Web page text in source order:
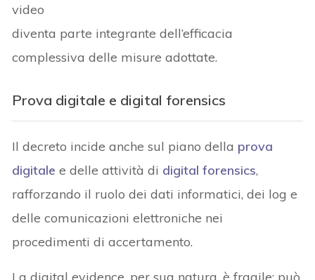
video
diventa parte integrante dell’efficacia
complessiva delle misure adottate.
Prova digitale e digital forensics
Il decreto incide anche sul piano della prova
digitale e delle attività di digital forensics,
rafforzando il ruolo dei dati informatici, dei log e
delle comunicazioni elettroniche nei
procedimenti di accertamento.
La digital evidence, per sua natura, è fragile: può